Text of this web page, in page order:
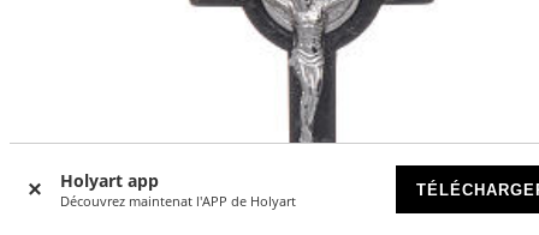
Holyart app
Découvrez maintenat l'APP de Holyart